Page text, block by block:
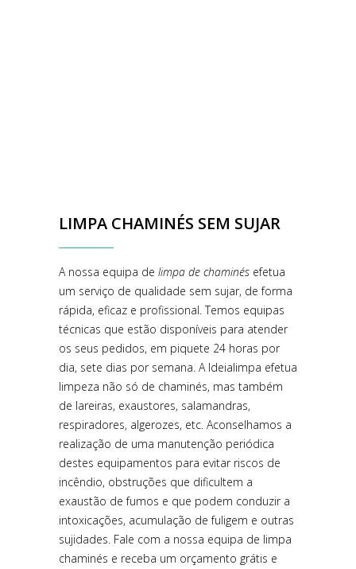
LIMPA CHAMINÉS SEM SUJAR
A nossa equipa de limpa de chaminés efetua
um serviço de qualidade sem sujar, de forma
rápida, eficaz e profissional. Temos equipas
técnicas que estão disponíveis para atender
os seus pedidos, em piquete 24 horas por
dia, sete dias por semana. A Ideialimpa efetua
limpeza não só de chaminés, mas também
de lareiras, exaustores, salamandras,
respiradores, algerozes, etc. Aconselhamos a
realização de uma manutenção periódica
destes equipamentos para evitar riscos de
incêndio, obstruções que dificultem a
exaustão de fumos e que podem conduzir a
intoxicações, acumulação de fuligem e outras
sujidades. Fale com a nossa equipa de limpa
chaminés e receba um orçamento grátis e